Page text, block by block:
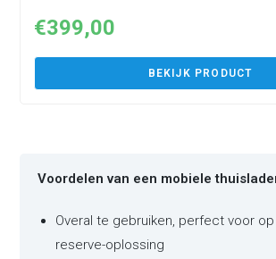
€399,00
BEKIJK PRODUCT
Voordelen van een mobiele
Overal te gebruiken, perfect voor
reserve-oplossing